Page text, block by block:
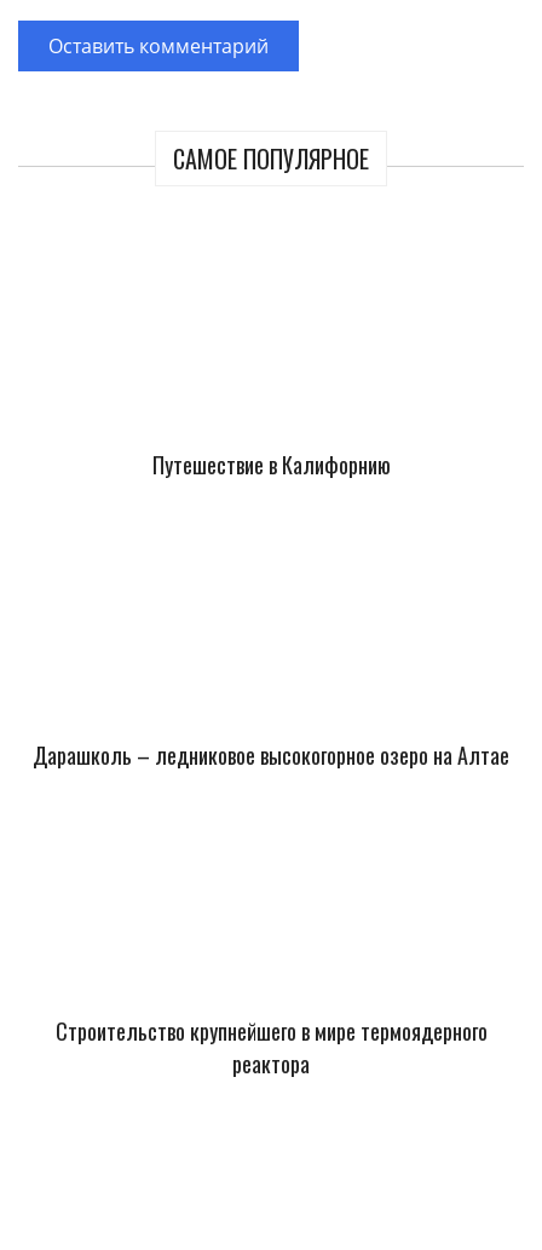
САМОЕ ПОПУЛЯРНОЕ
Путешествие в Калифорнию
Дарашколь – ледниковое высокогорное озеро на Алтае
Строительство крупнейшего в мире термоядерного
реактора